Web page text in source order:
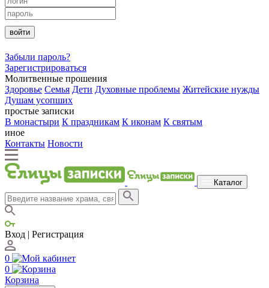
войти
Забыли пароль?
Зарегистрироваться
Молитвенные прошения
Здоровье Семья Дети Духовные проблемы Житейские нужды
Душам усопших
простые записки
В монастыри К праздникам К иконам К святым
иное
Контакты Новости
Каталог
Вход | Регистрация
0
0
Корзина